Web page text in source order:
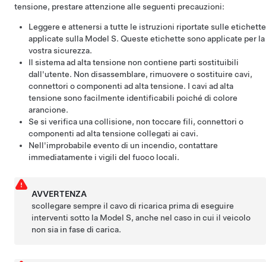
tensione, prestare attenzione alle seguenti precauzioni:
Leggere e attenersi a tutte le istruzioni riportate sulle etichette
applicate sulla Model S. Queste etichette sono applicate per la
vostra sicurezza.
Il sistema ad alta tensione non contiene parti sostituibili
dall'utente. Non disassemblare, rimuovere o sostituire cavi,
connettori o componenti ad alta tensione. I cavi ad alta
tensione sono facilmente identificabili poiché di colore
arancione.
Se si verifica una collisione, non toccare fili, connettori o
componenti ad alta tensione collegati ai cavi.
Nell'improbabile evento di un incendio, contattare
immediatamente i vigili del fuoco locali.
AVVERTENZA
scollegare sempre il cavo di ricarica prima di eseguire
interventi sotto la Model S, anche nel caso in cui il veicolo
non sia in fase di carica.